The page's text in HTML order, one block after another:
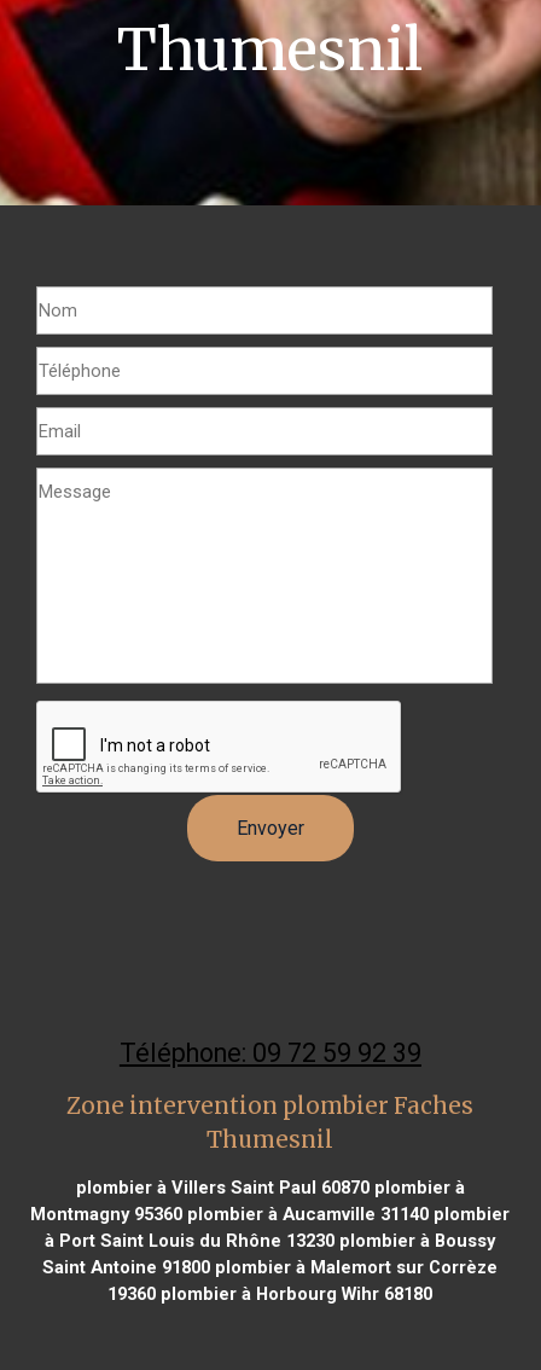
Thumesnil
Téléphone: 09 72 59 92 39
Zone intervention plombier Faches
Thumesnil
plombier à Villers Saint Paul 60870plombier à
Montmagny 95360 plombier à Aucamville 31140 plombier
à Port Saint Louis du Rhône 13230 plombier à Boussy
Saint Antoine 91800 plombier à Malemort sur Corrèze
19360 plombier à Horbourg Wihr 68180